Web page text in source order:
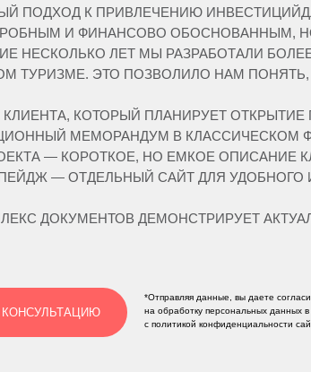
ПОДХОД К ПРИВЛЕЧЕНИЮ
И ФИНАНСОВО ОБОСНОВАННЫМ,
НЕСКОЛЬКО ЛЕТ МЫ РАЗРАБОТАЛИ
ТУРИЗМЕ. ЭТО ПОЗВОЛИЛО НАМ
КОТОРЫЙ ПЛАНИРУЕТ
МЕМОРАНДУМ В КЛАССИЧЕСКОМ
— КОРОТКОЕ, НО ЕМКОЕ ОПИСАНИЕ
— ОТДЕЛЬНЫЙ САЙТ ДЛЯ
ДОКУМЕНТОВ ДЕМОНСТРИРУЕТ
*Отправляя данные, вы даете
на обработку персональных данных в
с политикой конфиденциальности
КОНСУЛЬТАЦИЮ